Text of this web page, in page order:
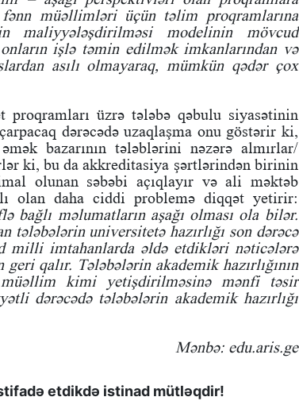
müəllimləri üçün təlim proqramlarına
modelinin mövcud
işlə təmin edilmək imkanlarından və
asılı olmayaraq, mümkün qədər çox
proqramları üzrə tələbə qəbulu siyasətinin
dərəcədə uzaqlaşma onu göstərir ki,
bazarının tələblərini nəzərə almırlar/
ki, bu da akkreditasiya şərtlərindən birinin
olunan səbəbi açıqlayır və ali məktəb
olan daha ciddi problemə diqqət yetirir:
bağlı məlumatların aşağı olması ola bilər.
tələbələrin universitetə hazırlığı son dərəcə
milli imtahanlarda əldə etdikləri nəticələrə
qalır. Tələbələrin akademik hazırlığının
müəllim kimi yetişdirilməsinə mənfi təsir
dərəcədə tələbələrin akademik hazırlığı
Mənbə: edu.aris.ge
etdikdə istinad mütləqdir!